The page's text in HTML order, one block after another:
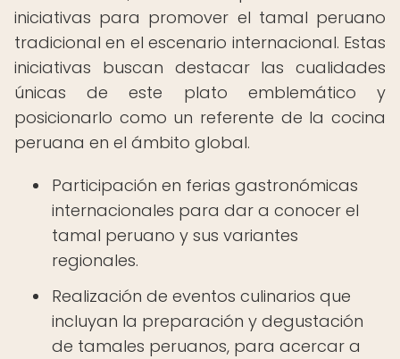
iniciativas para promover el tamal peruano
tradicional en el escenario internacional. Estas
iniciativas buscan destacar las cualidades
únicas de este plato emblemático y
posicionarlo como un referente de la cocina
peruana en el ámbito global.
Participación en ferias gastronómicas
internacionales para dar a conocer el
tamal peruano y sus variantes
regionales.
Realización de eventos culinarios que
incluyan la preparación y degustación
de tamales peruanos, para acercar a